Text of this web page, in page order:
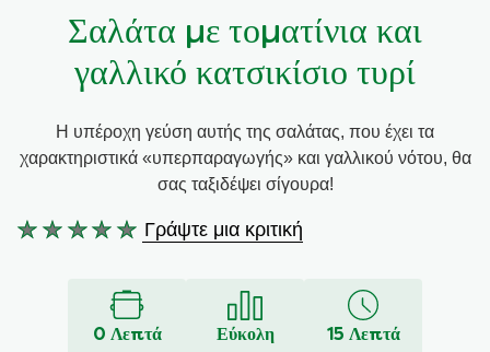
Συνταγές από την Μαργαρίτα Νικολαΐδη
Σαλάτα με τοματίνια και
γαλλικό κατσικίσιο τυρί
Η υπέροχη γεύση αυτής της σαλάτας, που έχει τα
χαρακτηριστικά «υπερπαραγωγής» και γαλλικού νότου, θα
σας ταξιδέψει σίγουρα!
Δεν
αξιολογήσεις
Γράψτε μια κριτική
0 Λεπτά Εύκολη 15 Λεπτά